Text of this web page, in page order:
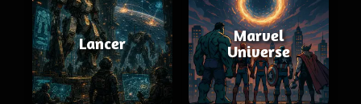
Lancer
Marvel
Universe